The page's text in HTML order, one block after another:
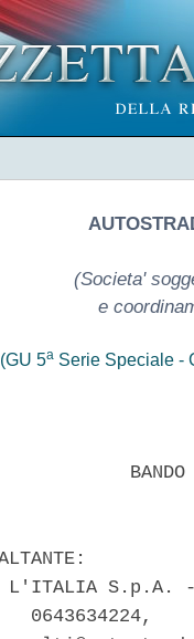
(Societa'
e
(GU 5a Serie Speciale -